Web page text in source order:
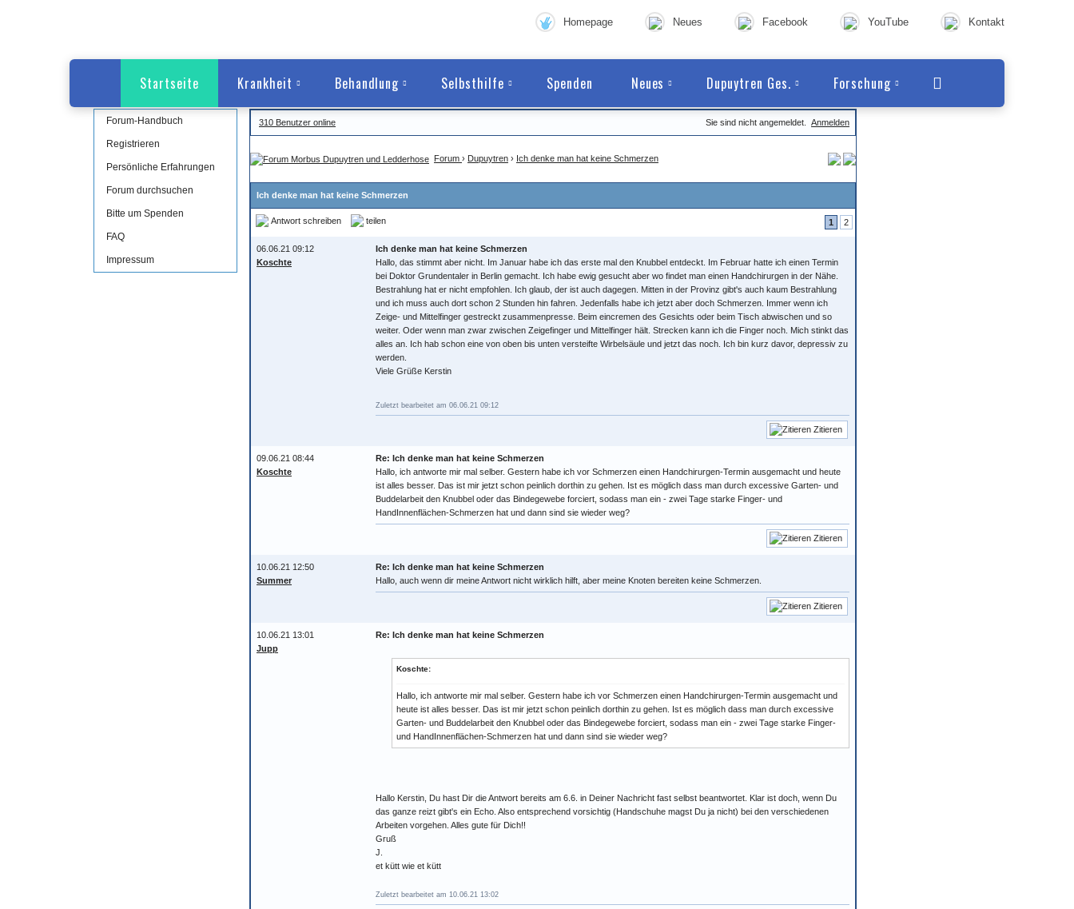
Homepage Neues Facebook YouTube Kontakt
Startseite Krankheit Behandlung Selbsthilfe Spenden Neues Dupuytren Ges. Forschung
Forum-Handbuch
Registrieren
Persönliche Erfahrungen
Forum durchsuchen
Bitte um Spenden
FAQ
Impressum
310 Benutzer online Sie sind nicht angemeldet. Anmelden
Forum › Dupuytren › Ich denke man hat keine Schmerzen
Ich denke man hat keine Schmerzen
Antwort schreiben teilen 1 2
06.06.21 09:12
Koschte
Ich denke man hat keine Schmerzen
Hallo, das stimmt aber nicht. Im Januar habe ich das erste mal den Knubbel entdeckt. Im Februar hatte ich einen Termin
bei Doktor Grundentaler in Berlin gemacht. Ich habe ewig gesucht aber wo findet man einen Handchirurgen in der Nähe.
Bestrahlung hat er nicht empfohlen. Ich glaub, der ist auch dagegen. Mitten in der Provinz gibt's auch kaum Bestrahlung
und ich muss auch dort schon 2 Stunden hin fahren. Jedenfalls habe ich jetzt aber doch Schmerzen. Immer wenn ich
Zeige- und Mittelfinger gestreckt zusammenpresse. Beim eincremen des Gesichts oder beim Tisch abwischen und so
weiter. Oder wenn man zwar zwischen Zeigefinger und Mittelfinger hält. Strecken kann ich die Finger noch. Mich stinkt das
alles an. Ich hab schon eine von oben bis unten versteifte Wirbelsäule und jetzt das noch. Ich bin kurz davor, depressiv zu
werden.
Viele Grüße Kerstin
Zuletzt bearbeitet am 06.06.21 09:12
Zitieren
09.06.21 08:44
Koschte
Re: Ich denke man hat keine Schmerzen
Hallo, ich antworte mir mal selber. Gestern habe ich vor Schmerzen einen Handchirurgen-Termin ausgemacht und heute
ist alles besser. Das ist mir jetzt schon peinlich dorthin zu gehen. Ist es möglich dass man durch excessive Garten- und
Buddelarbeit den Knubbel oder das Bindegewebe forciert, sodass man ein - zwei Tage starke Finger- und
HandInnenflächen-Schmerzen hat und dann sind sie wieder weg?
Zitieren
10.06.21 12:50
Summer
Re: Ich denke man hat keine Schmerzen
Hallo, auch wenn dir meine Antwort nicht wirklich hilft, aber meine Knoten bereiten keine Schmerzen.
Zitieren
10.06.21 13:01
Jupp
Re: Ich denke man hat keine Schmerzen
Koschte:
Hallo, ich antworte mir mal selber. Gestern habe ich vor Schmerzen einen Handchirurgen-Termin ausgemacht und
heute ist alles besser. Das ist mir jetzt schon peinlich dorthin zu gehen. Ist es möglich dass man durch excessive
Garten- und Buddelarbeit den Knubbel oder das Bindegewebe forciert, sodass man ein - zwei Tage starke Finger-
und HandInnenflächen-Schmerzen hat und dann sind sie wieder weg?
Hallo Kerstin, Du hast Dir die Antwort bereits am 6.6. in Deiner Nachricht fast selbst beantwortet. Klar ist doch, wenn Du
das ganze reizt gibt's ein Echo. Also entsprechend vorsichtig (Handschuhe magst Du ja nicht) bei den verschiedenen
Arbeiten vorgehen. Alles gute für Dich!!
Gruß
J.
et kütt wie et kütt
Zuletzt bearbeitet am 10.06.21 13:02